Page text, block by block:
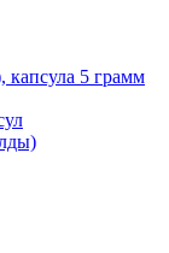
капсула 5 грамм